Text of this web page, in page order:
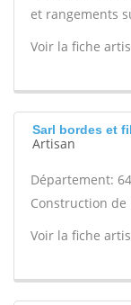
et rangements
Voir la fiche
Sarl bordes et
Artisan
Département: 64
Construction de
Voir la fiche